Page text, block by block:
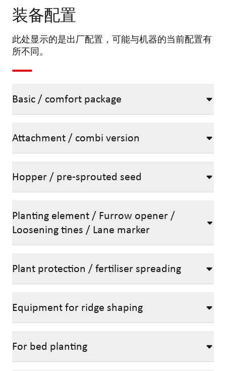
装备配置
此处显示的是出厂配置，可能与机器的当前配置有
所不同。
Basic / comfort package
Attachment / combi version
Hopper / pre-sprouted seed
Planting element / Furrow opener /
Loosening tines / Lane marker
Plant protection / fertiliser spreading
Equipment for ridge shaping
For bed planting